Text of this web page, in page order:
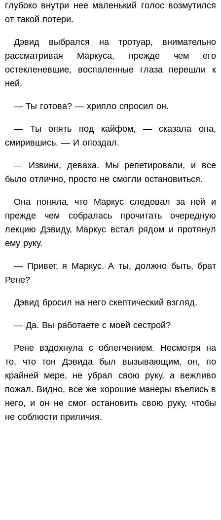
глубоко внутри нее маленький голос возмутился
от такой потери.
Дэвид выбрался на тротуар, внимательно
рассматривая Маркуса, прежде чем его
остекленевшие, воспаленные глаза перешли к
ней.
— Ты готова? — хрипло спросил он.
— Ты опять под кайфом, — сказала она,
смирившись. — И опоздал.
— Извини, деваха. Мы репетировали, и все
было отлично, просто не смогли остановиться.
Она поняла, что Маркус следовал за ней и
прежде чем собралась прочитать очередную
лекцию Дэвиду, Маркус встал рядом и протянул
ему руку.
— Привет, я Маркус. А ты, должно быть, брат
Рене?
Дэвид бросил на него скептический взгляд.
— Да. Вы работаете с моей сестрой?
Рене вздохнула с облегчением. Несмотря на
то, что тон Дэвида был вызывающим, он, по
крайней мере, не убрал свою руку, а вежливо
пожал. Видно, все же хорошие манеры въелись в
него, и он не смог остановить свою руку, чтобы
не соблюсти приличия.